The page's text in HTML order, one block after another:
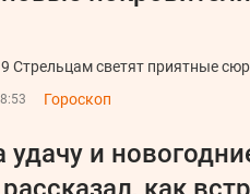
Стрельцам светят приятные
Гороскоп
удачу и